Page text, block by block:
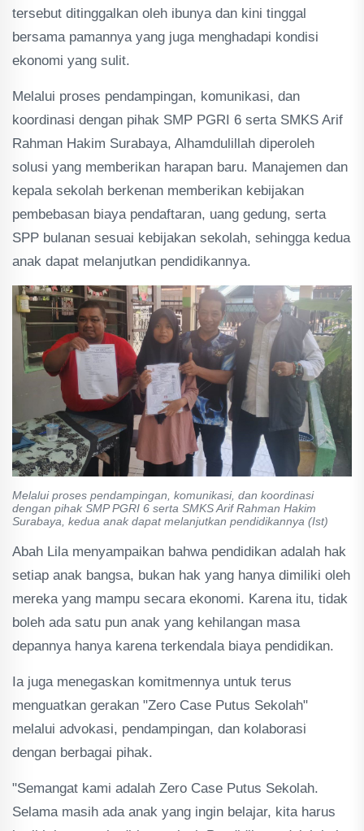
tersebut ditinggalkan oleh ibunya dan kini tinggal
bersama pamannya yang juga menghadapi kondisi
ekonomi yang sulit.
Melalui proses pendampingan, komunikasi, dan
koordinasi dengan pihak SMP PGRI 6 serta SMKS Arif
Rahman Hakim Surabaya, Alhamdulillah diperoleh
solusi yang memberikan harapan baru. Manajemen dan
kepala sekolah berkenan memberikan kebijakan
pembebasan biaya pendaftaran, uang gedung, serta
SPP bulanan sesuai kebijakan sekolah, sehingga kedua
anak dapat melanjutkan pendidikannya.
Melalui proses pendampingan, komunikasi, dan koordinasi
dengan pihak SMP PGRI 6 serta SMKS Arif Rahman Hakim
Surabaya, kedua anak dapat melanjutkan pendidikannya (Ist)
Abah Lila menyampaikan bahwa pendidikan adalah hak
setiap anak bangsa, bukan hak yang hanya dimiliki oleh
mereka yang mampu secara ekonomi. Karena itu, tidak
boleh ada satu pun anak yang kehilangan masa
depannya hanya karena terkendala biaya pendidikan.
Ia juga menegaskan komitmennya untuk terus
menguatkan gerakan "Zero Case Putus Sekolah"
melalui advokasi, pendampingan, dan kolaborasi
dengan berbagai pihak.
"Semangat kami adalah Zero Case Putus Sekolah.
Selama masih ada anak yang ingin belajar, kita harus